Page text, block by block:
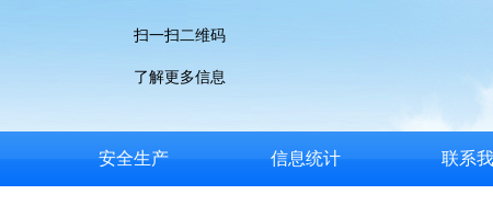
扫一扫二维码
了解更多信息
安全生产 信息统计 联系